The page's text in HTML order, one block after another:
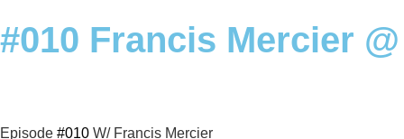
#010 Francis Mercier
Episode #010 W/ Francis Mercier